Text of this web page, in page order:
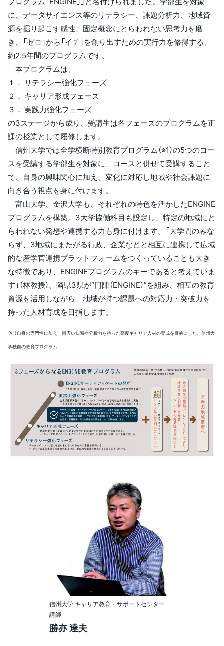
に、データサイエンス等のリテラシー、課題分析力、地域資
源を掘り起こす感性、固定概念にとらわれない思考力を磨
き、「ゼロ」から「イチ」を創り出すための実行力を修得する、
約2.5年間のプログラムです。
本プログラムは、
１． リテラシー強化フェーズ
２． キャリア形成フェーズ
３． 実践力強化フェーズ
の3ステージから成り、受講生は各フェーズのプログラムを正
課の授業として履修します。
信州大学では全学横断特別教育プログラム（※1）の5つのコー
スを受講する学部生を対象に、コースと併せて受講すること
で、自身の興味関心に加え、変化に対応し地域や社会課題に
向き合う視点を身に付けます。
富山大学、金沢大学も、それぞれの特色を活かしたENGINE
プログラムを構築。3大学協働科目も設定し、特定の地域にと
らわれない発想や連携する力も身に付けます。「大学間のみな
らず、3地域にまたがる行政、企業などと相互に連携して広域
的な産学官連携プラットフォームをつくっていることも大き
な特徴であり、ENGINEプログラムのキーであると考えていま
す」（林教授）。隣県3県が“円陣（ENGINE）”を組み、相互の教育
資源を活用しながら、地域が持つ課題への対応力・突破力を
持った人材育成を目指します。
（※1）自身の専門性に加え、幅広い知識や分析力を持った高度キャリア人材の育成を目的にした、信州大
学独自の教育プログラム
信州大学 キャリア教育・サポートセンター
講師
勝亦 達夫